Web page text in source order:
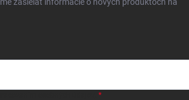
zasielať informácie o nových produktoch na